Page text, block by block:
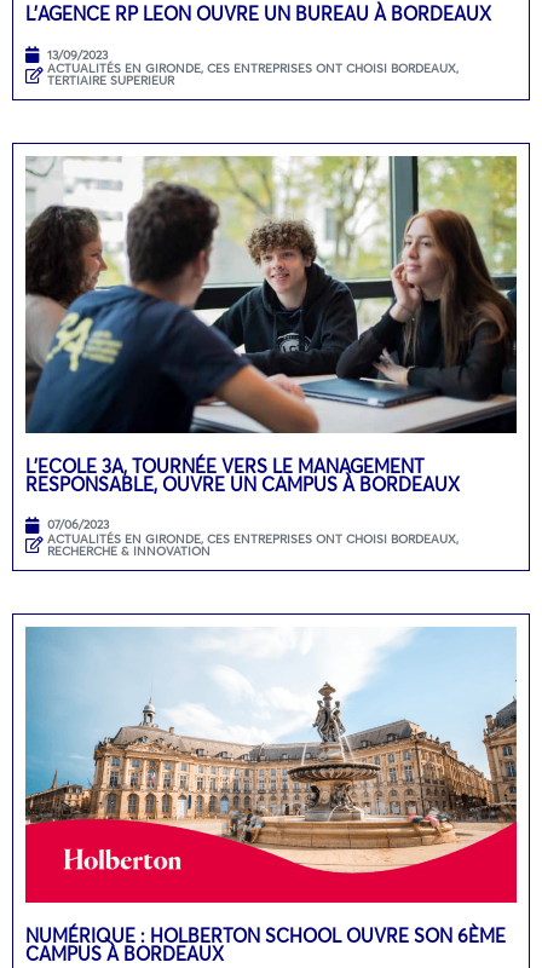
L’AGENCE RP LEON OUVRE UN BUREAU À BORDEAUX
13/09/2023
ACTUALITÉS EN GIRONDE, CES ENTREPRISES ONT CHOISI BORDEAUX,
TERTIAIRE SUPERIEUR
L’ECOLE 3A, TOURNÉE VERS LE MANAGEMENT
RESPONSABLE, OUVRE UN CAMPUS À BORDEAUX
07/06/2023
ACTUALITÉS EN GIRONDE, CES ENTREPRISES ONT CHOISI BORDEAUX,
RECHERCHE & INNOVATION
NUMÉRIQUE : HOLBERTON SCHOOL OUVRE SON 6ÈME
CAMPUS À BORDEAUX